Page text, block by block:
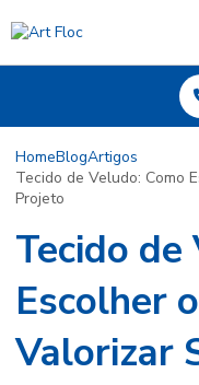
HomeBlogArtigos
Tecido de Veludo: Como
Projeto
Tecido de
Escolher
Valorizar